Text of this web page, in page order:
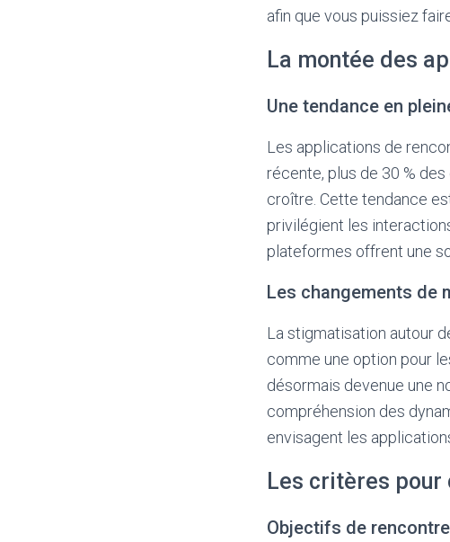
afin que vous puissiez
La montée des
Une tendance en
Les applications de
récente, plus de 30 %
croître. Cette tendance
privilégient les
plateformes offrent une
Les changements de
La stigmatisation autour
comme une option pour
désormais devenue une
compréhension des
envisagent les
Les critères
Objectifs de rencontre